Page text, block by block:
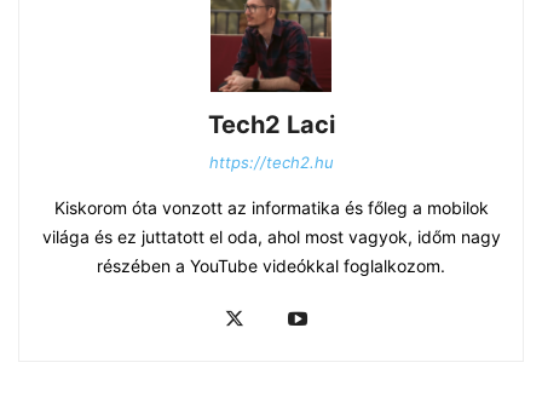
Tech2 Laci
https://tech2.hu
Kiskorom óta vonzott az informatika és főleg a mobilok
világa és ez juttatott el oda, ahol most vagyok, időm nagy
részében a YouTube videókkal foglalkozom.